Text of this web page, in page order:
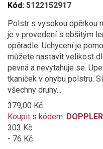
Kód: 5122152917
Polstr s vysokou opěrkou
je v provedení s obšitým
opěradle. Uchycení je
můžete nastavit velikost
pevná a nevytahuje se.
tkaniček v ohybu polstru.
všechny druhy...
379,00 Kč
Koupit s kódem:
303 Kč
- 76 Kč